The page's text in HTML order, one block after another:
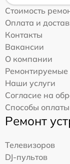
Стоимость
Оплата и
Контакты
Вакансии
О компании
Ремонтируемые
Наши услуги
Согласие на
Способы оплаты
Ремонт
Телевизоров
DJ-пультов